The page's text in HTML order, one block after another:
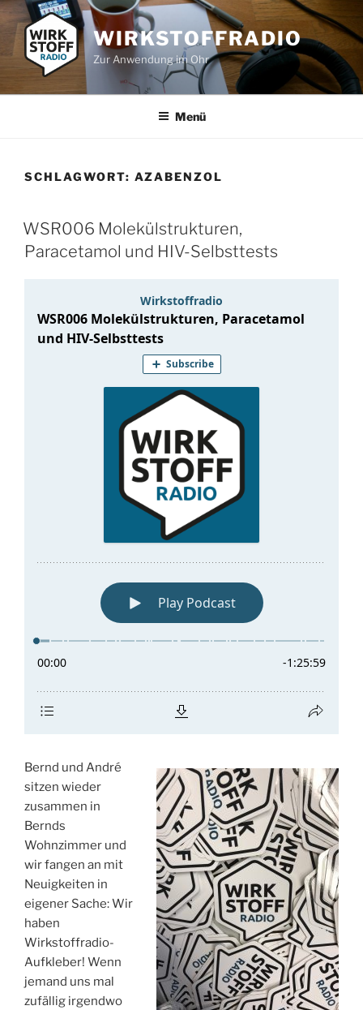
Zum
Inhalt
springen
WIRKSTOFFRADIO
Zur Anwendung im Ohr
Menü
SCHLAGWORT: AZABENZOL
WSR006 Molekülstrukturen,
Paracetamol und HIV-Selbsttests
Bernd und André
sitzen wieder
zusammen in
Bernds
Wohnzimmer und
wir fangen an mit
Neuigkeiten in
eigener Sache: Wir
haben
Wirkstoffradio-
Aufkleber! Wenn
jemand uns mal
zufällig irgendwo